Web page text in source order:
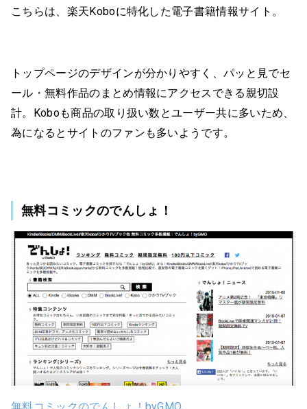
こちらは、楽天Koboに特化した電子書籍情報サイト。
トップページのデザインが分かりやすく、パッと見でセ
ール・無料作品のまとめ情報にアクセスできる親切設
計。Koboも商品の取り扱い数とユーザー共に多いため、
為になるとサイトのファンも多いようです。
無料コミックのでんしょ！